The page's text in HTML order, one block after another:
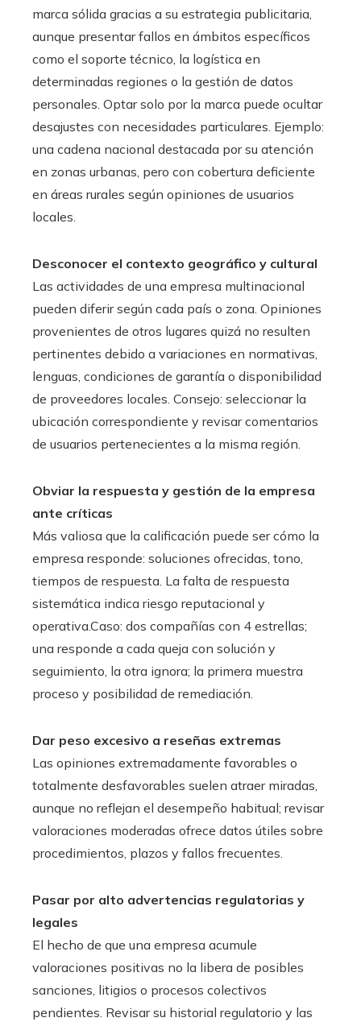
marca sólida gracias a su estrategia publicitaria,
aunque presentar fallos en ámbitos específicos
como el soporte técnico, la logística en
determinadas regiones o la gestión de datos
personales. Optar solo por la marca puede ocultar
desajustes con necesidades particulares. Ejemplo:
una cadena nacional destacada por su atención
en zonas urbanas, pero con cobertura deficiente
en áreas rurales según opiniones de usuarios
locales.
Desconocer el contexto geográfico y cultural
Las actividades de una empresa multinacional
pueden diferir según cada país o zona. Opiniones
provenientes de otros lugares quizá no resulten
pertinentes debido a variaciones en normativas,
lenguas, condiciones de garantía o disponibilidad
de proveedores locales. Consejo: seleccionar la
ubicación correspondiente y revisar comentarios
de usuarios pertenecientes a la misma región.
Obviar la respuesta y gestión de la empresa
ante críticas
Más valiosa que la calificación puede ser cómo la
empresa responde: soluciones ofrecidas, tono,
tiempos de respuesta. La falta de respuesta
sistemática indica riesgo reputacional y
operativa.Caso: dos compañías con 4 estrellas;
una responde a cada queja con solución y
seguimiento, la otra ignora; la primera muestra
proceso y posibilidad de remediación.
Dar peso excesivo a reseñas extremas
Las opiniones extremadamente favorables o
totalmente desfavorables suelen atraer miradas,
aunque no reflejan el desempeño habitual; revisar
valoraciones moderadas ofrece datos útiles sobre
procedimientos, plazos y fallos frecuentes.
Pasar por alto advertencias regulatorias y
legales
El hecho de que una empresa acumule
valoraciones positivas no la libera de posibles
sanciones, litigios o procesos colectivos
pendientes. Revisar su historial regulatorio y las